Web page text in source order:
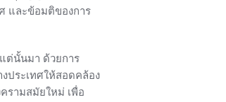
และข้อมติของการ
ต่นั้นมา ด้วยการ
ประเทศให้สอดคล้อง
รามสมัยใหม่ เพื่อ